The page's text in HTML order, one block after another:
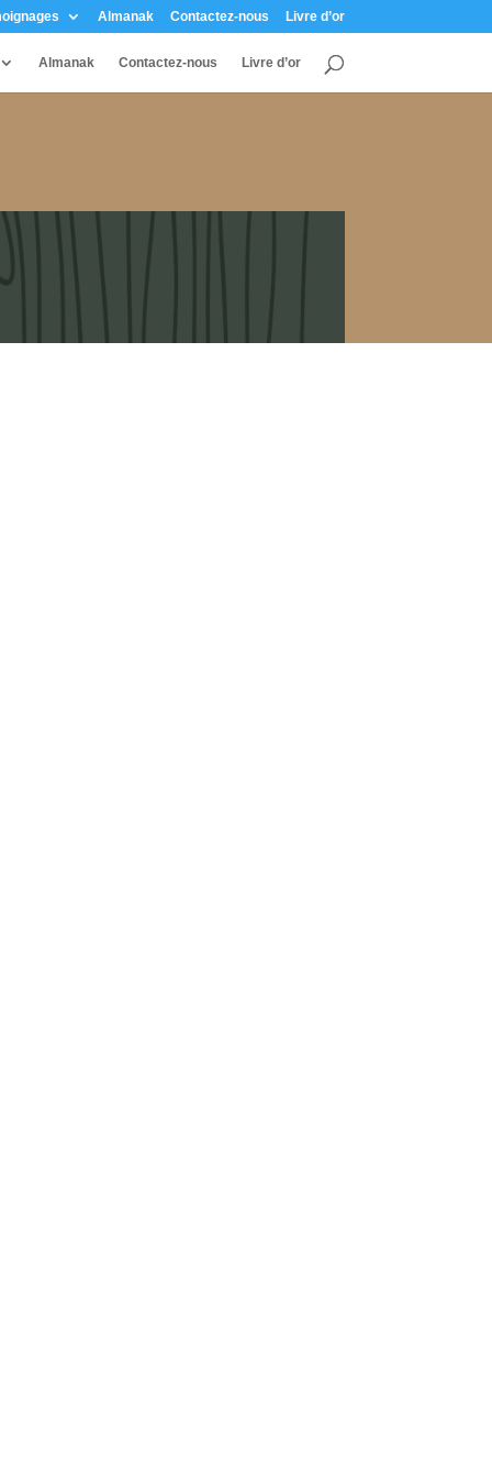
Almanak Contactez-nous Livre d’or
Almanak Contactez-nous Livre d’or